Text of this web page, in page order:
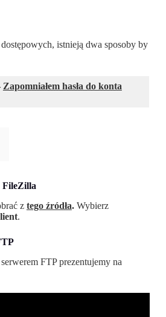
istnieją dwa sposoby by
Zapomniałem hasła do konta
FileZilla
z tego źródła. Wybierz
.
FTP prezentujemy na